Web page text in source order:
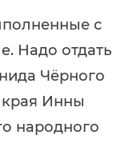
с
Надо отдать
Чёрного
края Инны
народного